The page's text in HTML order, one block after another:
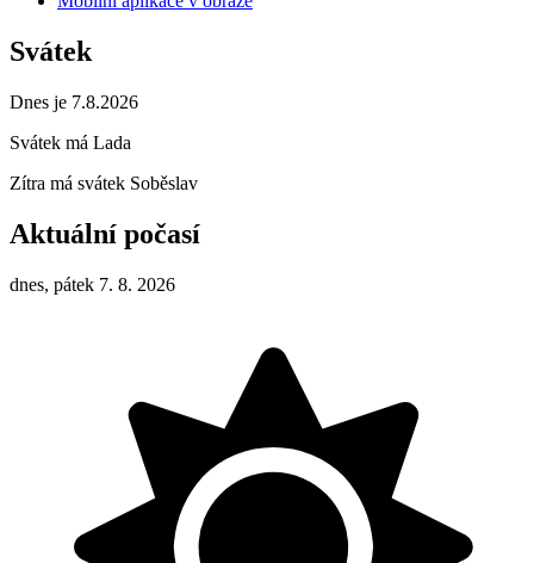
Svátek
Dnes je 7.8.2026
Svátek má Lada
Zítra má svátek Soběslav
Aktuální počasí
dnes, pátek 7. 8. 2026